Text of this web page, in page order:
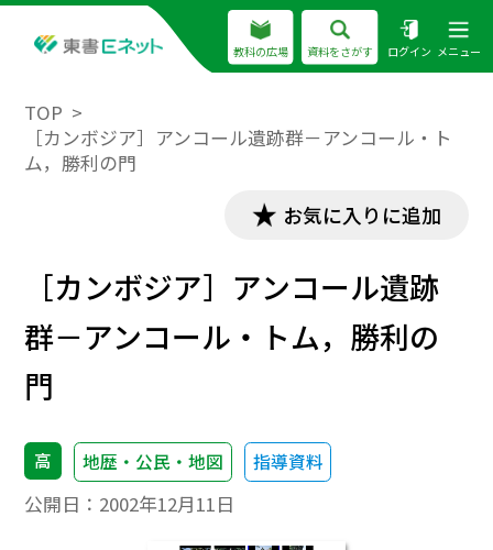
教科の広場 資料をさがす ログイン メニュー
TOP
［カンボジア］アンコール遺跡群－アンコール・ト
ム，勝利の門
お気に入りに追加
［カンボジア］アンコール遺跡
群－アンコール・トム，勝利の
門
高 地歴・公民・地図 指導資料
公開日： 2002年12月11日